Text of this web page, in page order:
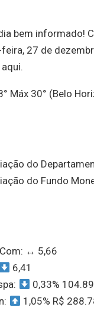
bem informado!
27 de
Máx 30° (Belo
do
do Fundo
↔️ 5,66
6,41
0,33%
1,05% R$